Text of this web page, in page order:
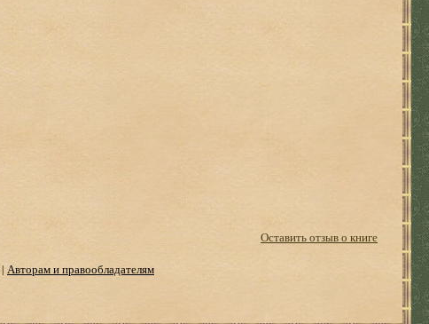
Оставить отзыв о книге
| Авторам и правообладателям